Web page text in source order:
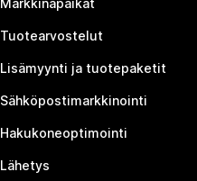
Markkinapaikat
Tuotearvostelut
Lisämyynti ja tuotepaketit
Sähköpostimarkkinointi
Hakukoneoptimointi
Lähetys